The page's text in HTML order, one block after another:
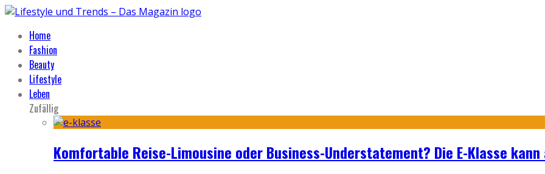
Home
Fashion
Beauty
Lifestyle
Leben
Zufällig
Komfortable Reise-Limousine oder Business-Understatement? Die E-Klasse